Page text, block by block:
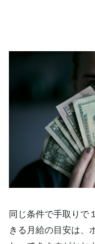
同じ条件で手取りで
きる月給の目安は、